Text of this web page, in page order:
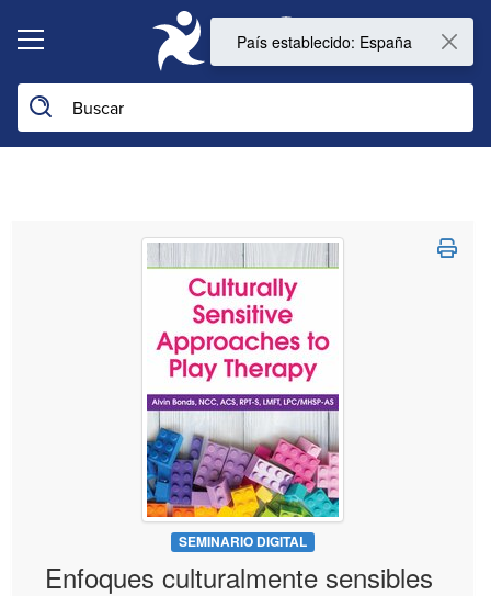
0
Buscar en la web
SEMINARIO DIGITAL
Enfoques culturalmente sensibles
País establecido: España